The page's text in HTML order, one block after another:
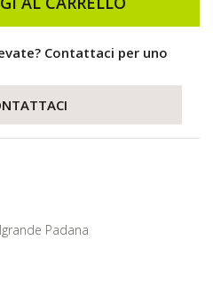
Contattaci per uno
Padana